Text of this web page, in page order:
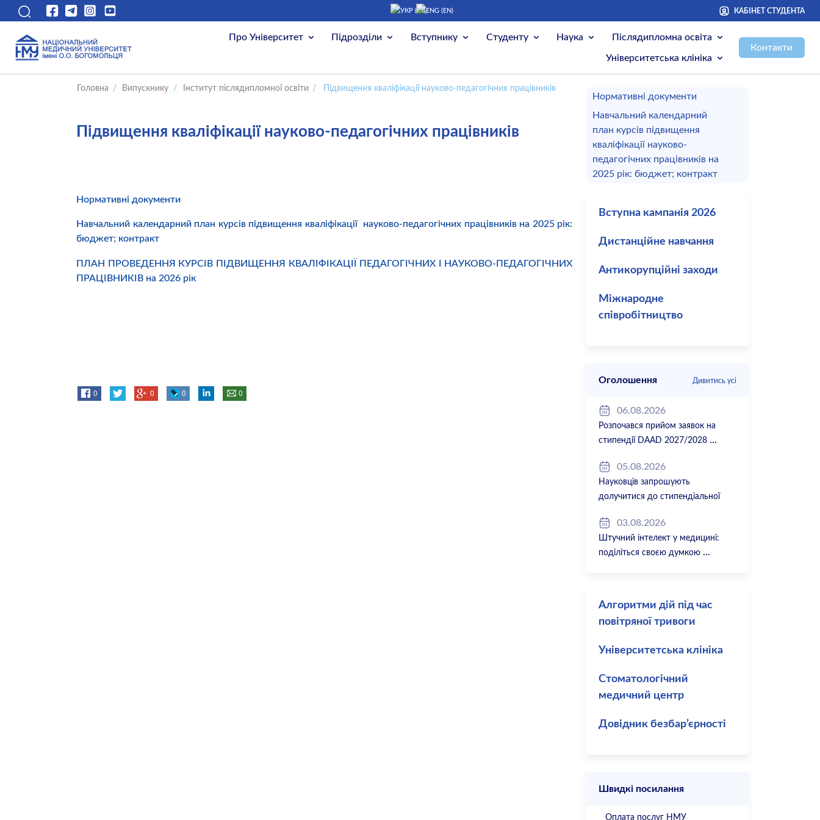
КАБІНЕТ СТУДЕНТА
Про Університет Підрозділи Вступнику Студенту Наука Післядипломна освіта
Університетська клініка
Контакти
Головна / Випускнику / Інститут післядипломної освіти / Підвищення кваліфікації науково-педагогічних працівників
Підвищення кваліфікації науково-педагогічних працівників
Нормативні документи
Навчальний календарний план курсів підвищення кваліфікації науково-педагогічних працівників на 2025 рік:
бюджет; контракт
ПЛАН ПРОВЕДЕННЯ КУРСІВ ПІДВИЩЕННЯ КВАЛІФІКАЦІЇ ПЕДАГОГІЧНИХ І НАУКОВО-ПЕДАГОГІЧНИХ
ПРАЦІВНИКІВ на 2026 рік
0 0 0 0
Нормативні документи
Навчальний календарний
план курсів підвищення
кваліфікації науково-
педагогічних працівників на
2025 рік: бюджет; контракт
Вступна кампанія 2026
Дистанційне навчання
Антикорупційні заходи
Міжнародне
співробітництво
Оголошення Дивитись усі
06.08.2026
Розпочався прийом заявок на
стипендії DAAD 2027/2028
05.08.2026
Науковців запрошують
долучитися до стипендіальної
2027/2803.08.2026
Штучний інтелект у медицині:
поділіться своєю думкою
Алгоритми дій під час
повітряної тривоги
Університетська клініка
Стоматологічний
медичний центр
Довідник безбар’єрності
Швидкі посилання
Оплата послуг НМУ